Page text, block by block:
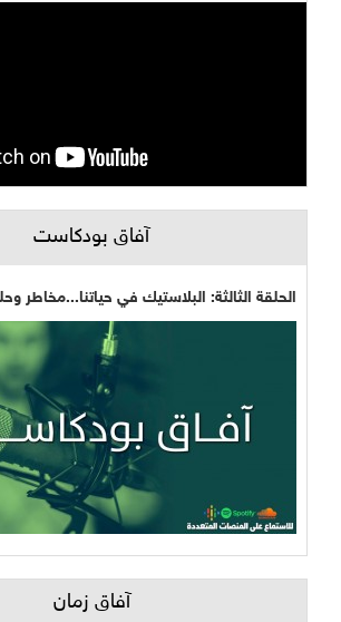
آفاق بودكاست
الحلقة الثالثة: البلاستيك في حياتنا...مخاطر
آفاق زمان